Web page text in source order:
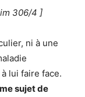
306/4 ]
ni à une
lui faire face.
sujet de